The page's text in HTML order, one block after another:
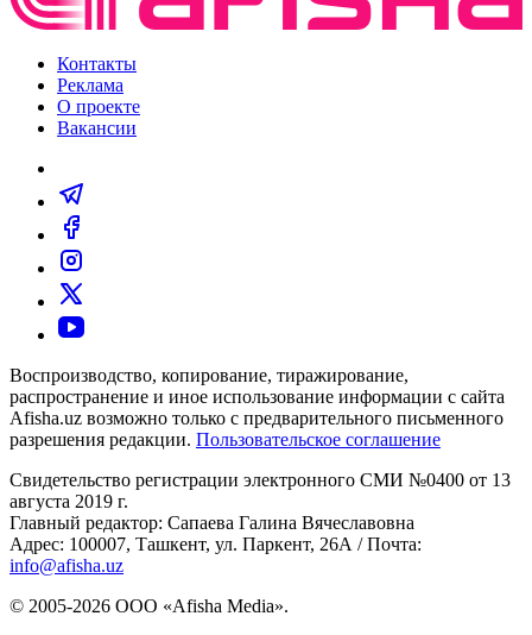
Контакты
Реклама
О проекте
Вакансии
Воспроизводство, копирование, тиражирование,
распространение и иное использование информации с сайта
Afisha.uz возможно только с предварительного письменного
разрешения редакции. Пользовательское соглашение
Свидетельство регистрации электронного СМИ №0400 от 13
августа 2019 г.
Главный редактор: Сапаева Галина Вячеславовна
Адрес: 100007, Ташкент, ул. Паркент, 26А / Почта:
info@afisha.uz
© 2005-2026 ООО «Afisha Media».